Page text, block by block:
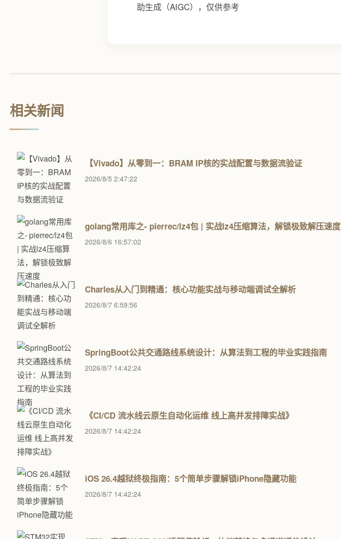
助生成（AIGC），仅供参考
相关新闻
【Vivado】从零到一：BRAM IP核的实战配置与数据流验证
2026/8/5 2:47:22
golang常用库之- pierrec/lz4包 | 实战lz4压缩算法，解锁极致解压速度
2026/8/6 16:57:02
Charles从入门到精通：核心功能实战与移动端调试全解析
2026/8/7 6:59:56
SpringBoot公共交通路线系统设计：从算法到工程的毕业实践指南
2026/8/7 14:42:24
《CI/CD 流水线云原生自动化运维 线上高并发排障实战》
2026/8/7 14:42:24
iOS 26.4越狱终极指南：5个简单步骤解锁iPhone隐藏功能
2026/8/7 14:42:24